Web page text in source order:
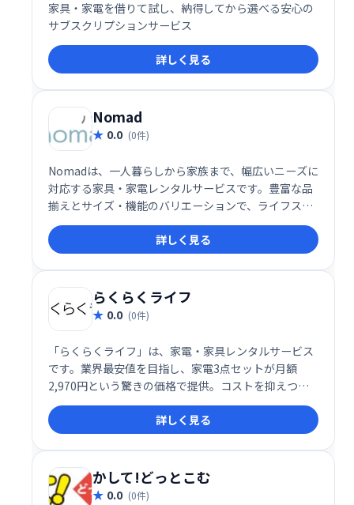
家具・家電を借りて試し、納得してから選べる安心の
サブスクリプションサービス
詳しく見る
Nomad
0.0 (0件)
Nomadは、一人暮らしから家族まで、幅広いニーズに
対応する家具・家電レンタルサービスです。豊富な品
揃えとサイズ・機能のバリエーションで、ライフスタ
イルに合わせた自由な選択が可能。特に家電3点セッ
ト（中古・2年契約）は1日72円と、購入よりも圧倒的
にコストパフォーマンスが高い点が魅力です。
詳しく見る
らくらくライフ
0.0 (0件)
「らくらくライフ」は、家電・家具レンタルサービス
です。業界最安値を目指し、家電3点セットが月額
2,970円という驚きの価格で提供。コストを抑えつ
つ、快適な生活に必要なアイテムを揃えられます。
30,000世帯以上の利用実績があり、信頼性も抜群で
す。初期費用を抑えたい方、手軽に生活を始めたい方
におすすめです。
詳しく見る
かして!どっとこむ
0.0 (0件)